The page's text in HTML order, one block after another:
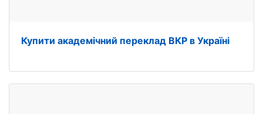
Купити академічний переклад ВКР в Україні